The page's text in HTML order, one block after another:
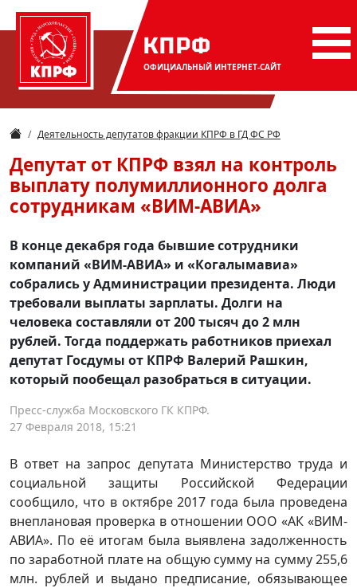
КПРФ
ОФИЦИАЛЬНЫЙ ИНТЕРНЕТ-САЙТ
Деятельность депутатов фракции КПРФ в ГД ФС РФ
Депутат от КПРФ взял на контроль
выплату полумиллионного долга
сотрудникам «ВИМ-АВИА»
В конце декабря года бывшие сотрудники
компаний «ВИМ-АВИА» и «Когалымавиа»
собрались у Администрации президента. Люди
требовали выплаты зарплаты. Долги на
человека составляли от 200 тысяч до 2 млн
рублей. Тогда поддержать работников приехал
депутат Госдумы от КПРФ Валерий Рашкин,
который пообещал разобраться в ситуации.
Пресс-служба Московского ГК КПРФ.
27 Февраля 2018, 15:21
В ответ на запрос депутата Министерство труда и
социальной защиты Российской Федерации
сообщило, что в октябре 2017 года была проведена
внеплановая проверка в отношении ООО «АК «ВИМ-
АВИА». По её итогам была выявлена задолженность
по заработной плате на общую сумму на сумму 255,6
млн. рублей и выдано предписание, обязывающее